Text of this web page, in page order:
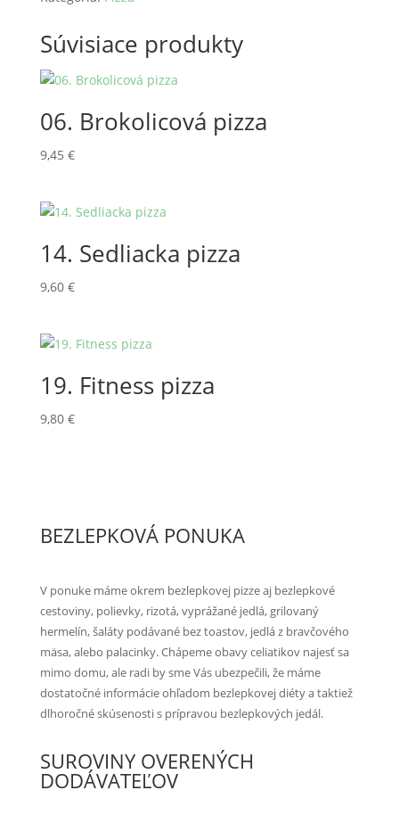
Súvisiace produkty
06. Brokolicová pizza
9,45 €
14. Sedliacka pizza
9,60 €
19. Fitness pizza
9,80 €
BEZLEPKOVÁ PONUKA
V ponuke máme okrem bezlepkovej pizze aj bezlepkové
cestoviny, polievky, rizotá, vyprážané jedlá, grilovaný
hermelín, šaláty podávané bez toastov, jedlá z bravčového
mäsa, alebo palacinky. Chápeme obavy celiatikov najesť sa
mimo domu, ale radi by sme Vás ubezpečili, že máme
dostatočné informácie ohľadom bezlepkovej diéty a taktiež
dlhoročné skúsenosti s prípravou bezlepkových jedál.
SUROVINY OVERENÝCH
DODÁVATEĽOV